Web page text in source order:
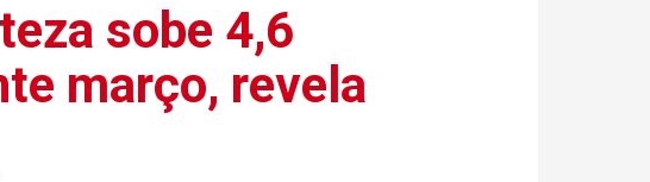
sobe 4,6
março, revela